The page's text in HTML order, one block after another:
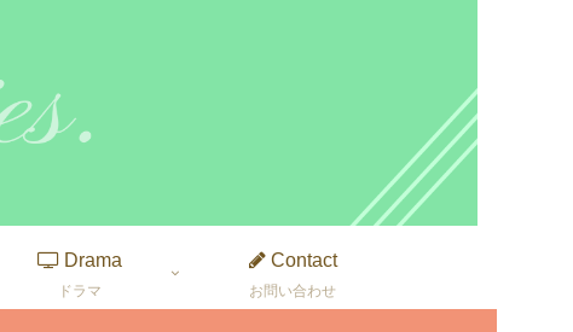
Drama
ドラマ
Contact
お問い合わせ